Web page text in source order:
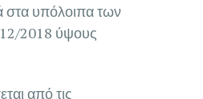
στα υπόλοιπα των
2018 ύψους
από τις